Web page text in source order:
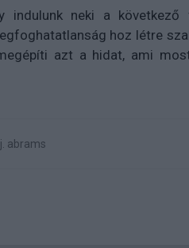
indulunk neki a következő
hoz létre
azt a hidat, ami
abrams